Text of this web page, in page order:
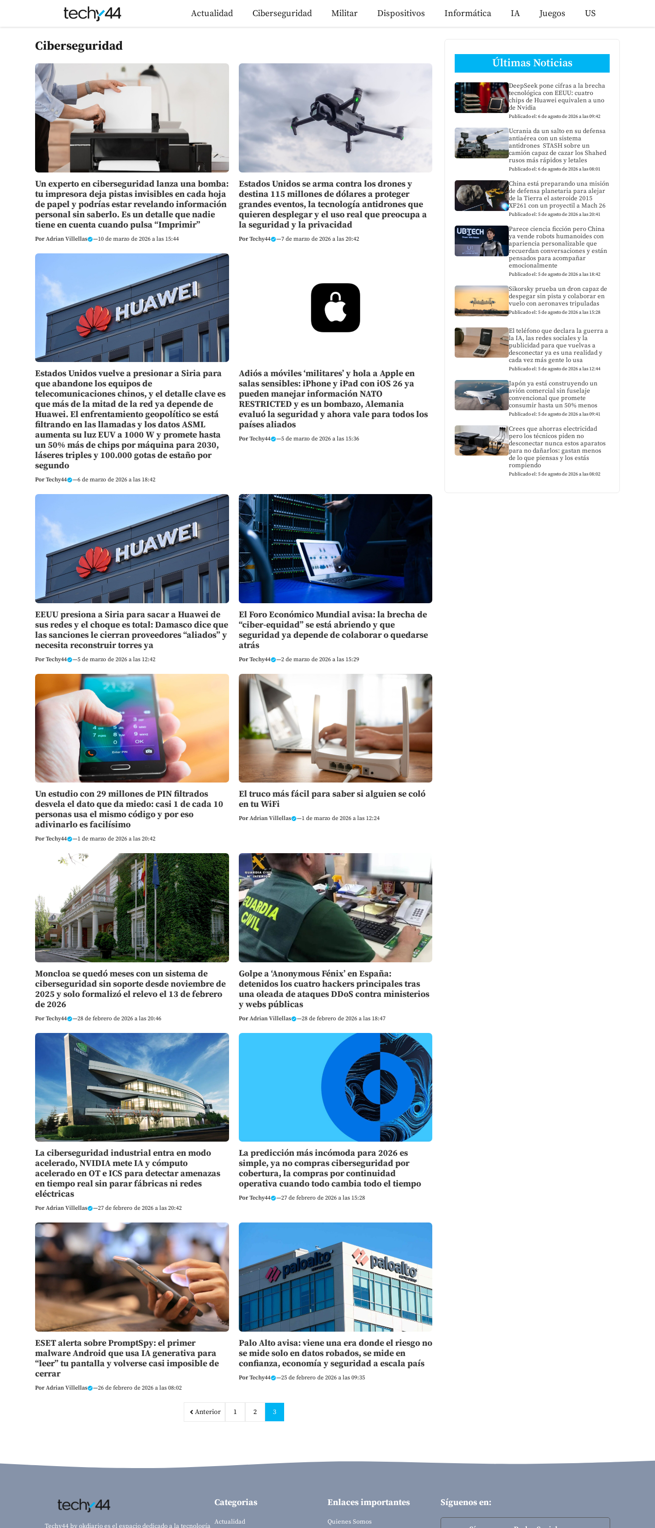
Actualidad Ciberseguridad Militar Dispositivos Informática IA Juegos US
Ciberseguridad
Un experto en ciberseguridad lanza una bomba:
tu impresora deja pistas invisibles en cada hoja
de papel y podrías estar revelando información
personal sin saberlo. Es un detalle que nadie
tiene en cuenta cuando pulsa “Imprimir”
PorAdrian Villellas —10 de marzo de 2026 a las 15:44
Estados Unidos se arma contra los drones y
destina 115 millones de dólares a proteger
grandes eventos, la tecnología antidrones que
quieren desplegar y el uso real que preocupa a
la seguridad y la privacidad
PorTechy44 —7 de marzo de 2026 a las 20:42
Estados Unidos vuelve a presionar a Siria para
que abandone los equipos de
telecomunicaciones chinos, y el detalle clave es
que más de la mitad de la red ya depende de
Huawei. El enfrentamiento geopolítico se está
filtrando en las llamadas y los datos ASML
aumenta su luz EUV a 1000 W y promete hasta
un 50% más de chips por máquina para 2030,
láseres triples y 100.000 gotas de estaño por
segundo
PorTechy44 —6 de marzo de 2026 a las 18:42
Adiós a móviles ‘militares’ y hola a Apple en
salas sensibles: iPhone y iPad con iOS 26 ya
pueden manejar información NATO
RESTRICTED y es un bombazo, Alemania
evaluó la seguridad y ahora vale para todos los
países aliados
PorTechy44 —5 de marzo de 2026 a las 15:36
EEUU presiona a Siria para sacar a Huawei de
sus redes y el choque es total: Damasco dice que
las sanciones le cierran proveedores “aliados” y
necesita reconstruir torres ya
PorTechy44 —5 de marzo de 2026 a las 12:42
El Foro Económico Mundial avisa: la brecha de
“ciber-equidad” se está abriendo y que
seguridad ya depende de colaborar o quedarse
atrás
PorTechy44 —2 de marzo de 2026 a las 15:29
Un estudio con 29 millones de PIN filtrados
desvela el dato que da miedo: casi 1 de cada 10
personas usa el mismo código y por eso
adivinarlo es facilísimo
PorTechy44 —1 de marzo de 2026 a las 20:42
El truco más fácil para saber si alguien se coló
en tu WiFi
PorAdrian Villellas —1 de marzo de 2026 a las 12:24
Moncloa se quedó meses con un sistema de
ciberseguridad sin soporte desde noviembre de
2025 y solo formalizó el relevo el 13 de febrero
de 2026
PorTechy44 —28 de febrero de 2026 a las 20:46
Golpe a ‘Anonymous Fénix’ en España:
detenidos los cuatro hackers principales tras
una oleada de ataques DDoS contra ministerios
y webs públicas
PorAdrian Villellas —28 de febrero de 2026 a las 18:47
La ciberseguridad industrial entra en modo
acelerado, NVIDIA mete IA y cómputo
acelerado en OT e ICS para detectar amenazas
en tiempo real sin parar fábricas ni redes
eléctricas
PorAdrian Villellas —27 de febrero de 2026 a las 20:42
La predicción más incómoda para 2026 es
simple, ya no compras ciberseguridad por
cobertura, la compras por continuidad
operativa cuando todo cambia todo el tiempo
PorTechy44 —27 de febrero de 2026 a las 15:28
ESET alerta sobre PromptSpy: el primer
malware Android que usa IA generativa para
“leer” tu pantalla y volverse casi imposible de
cerrar
PorAdrian Villellas —26 de febrero de 2026 a las 08:02
Palo Alto avisa: viene una era donde el riesgo no
se mide solo en datos robados, se mide en
confianza, economía y seguridad a escala país
PorTechy44 —25 de febrero de 2026 a las 09:35
Anterior 1 2 3
Últimas Noticias
DeepSeek pone cifras a la brecha
tecnológica con EEUU: cuatro
chips de Huawei equivalen a uno
de Nvidia
Publicado el: 6 de agosto de 2026 a las 09:42
Ucrania da un salto en su defensa
antiaérea con un sistema
antidrones STASH sobre un
camión capaz de cazar los Shahed
rusos más rápidos y letales
Publicado el: 6 de agosto de 2026 a las 08:01
China está preparando una misión
de defensa planetaria para alejar
de la Tierra el asteroide 2015
XF261 con un proyectil a Mach 26
Publicado el: 5 de agosto de 2026 a las 20:41
Parece ciencia ficción pero China
ya vende robots humanoides con
apariencia personalizable que
recuerdan conversaciones y están
pensados para acompañar
emocionalmente
Publicado el: 5 de agosto de 2026 a las 18:42
Sikorsky prueba un dron capaz de
despegar sin pista y colaborar en
vuelo con aeronaves tripuladas
Publicado el: 5 de agosto de 2026 a las 15:28
El teléfono que declara la guerra a
la IA, las redes sociales y la
publicidad para que vuelvas a
desconectar ya es una realidad y
cada vez más gente lo usa
Publicado el: 5 de agosto de 2026 a las 12:44
Japón ya está construyendo un
avión comercial sin fuselaje
convencional que promete
consumir hasta un 50% menos
Publicado el: 5 de agosto de 2026 a las 09:41
Crees que ahorras electricidad
pero los técnicos piden no
desconectar nunca estos aparatos
para no dañarlos: gastan menos
de lo que piensas y los estás
rompiendo
Publicado el: 5 de agosto de 2026 a las 08:02
Techy44 by okdiario es el espacio dedicado a la tecnología
Categorias
Actualidad
Enlaces importantes
Quienes Somos
Síguenos en: